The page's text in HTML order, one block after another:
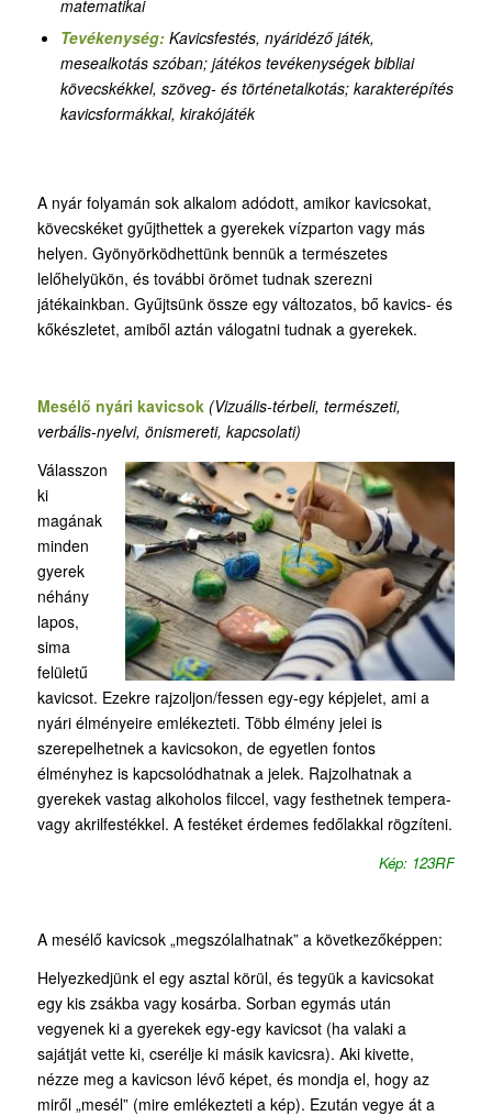
matematikai
Tevékenység: Kavicsfestés, nyáridéző játék,
mesealkotás szóban; játékos tevékenységek bibliai
kövecskékkel, szöveg- és történetalkotás; karakterépítés
kavicsformákkal, kirakójáték
A nyár folyamán sok alkalom adódott, amikor kavicsokat,
kövecskéket gyűjthettek a gyerekek vízparton vagy más
helyen. Gyönyörködhettünk bennük a természetes
lelőhelyükön, és további örömet tudnak szerezni
játékainkban. Gyűjtsünk össze egy változatos, bő kavics- és
kőkészletet, amiből aztán válogatni tudnak a gyerekek.
Mesélő nyári kavicsok (Vizuális-térbeli, természeti,
verbális-nyelvi, önismereti, kapcsolati)
Válasszon
ki
magának
minden
gyerek
néhány
lapos,
sima
felületű
kavicsot. Ezekre rajzoljon/fessen egy-egy képjelet, ami a
nyári élményeire emlékezteti. Több élmény jelei is
szerepelhetnek a kavicsokon, de egyetlen fontos
élményhez is kapcsolódhatnak a jelek. Rajzolhatnak a
gyerekek vastag alkoholos filccel, vagy festhetnek tempera-
vagy akrilfestékkel. A festéket érdemes fedőlakkal rögzíteni.
Kép: 123RF
A mesélő kavicsok „megszólalhatnak” a következőképpen:
Helyezkedjünk el egy asztal körül, és tegyük a kavicsokat
egy kis zsákba vagy kosárba. Sorban egymás után
vegyenek ki a gyerekek egy-egy kavicsot (ha valaki a
sajátját vette ki, cserélje ki másik kavicsra). Aki kivette,
nézze meg a kavicson lévő képet, és mondja el, hogy az
miről „mesél” (mire emlékezteti a kép). Ezután vegye át a